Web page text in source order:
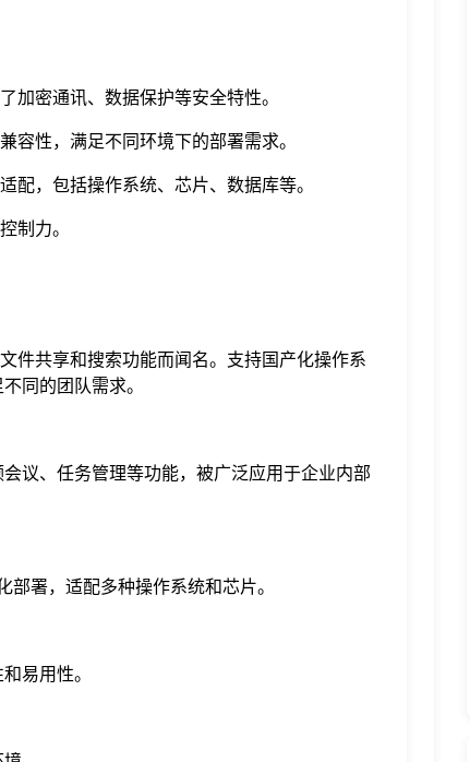
加密通讯、数据保护等安全特性。
容性，满足不同环境下的部署需求。
配，包括操作系统、芯片、数据库等。
制力。
件共享和搜索功能而闻名。支持国产化操作系
同的团队需求。
议、任务管理等功能，被广泛应用于企业内部
署，适配多种操作系统和芯片。
易用性。